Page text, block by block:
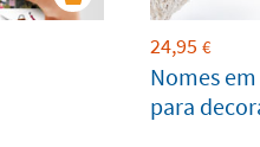
24,95 €
Nomes
para